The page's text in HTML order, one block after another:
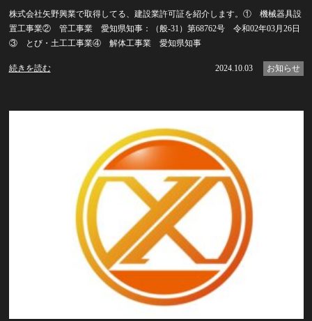
株式会社矢野興業で取得してる、建設業許可証を紹介します。① 機械器具設
置工事業② 管工事業 愛知県知事：（般-31）第68762号 令和02年03月26日
③ とび・土工工事業④ 解体工事業 愛知県知事
続きを読む 2024.10.03 お知らせ